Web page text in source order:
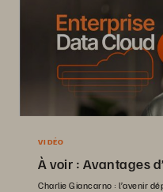
VIDÉO
À voir : Avantages
Charlie Giancarno : l’avenir